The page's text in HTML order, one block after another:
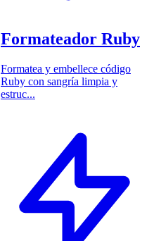
Formateador Ruby
Formatea y embellece código
Ruby con sangría limpia y
estruc...